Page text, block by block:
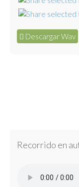
Descargar Wav
Recorrido en